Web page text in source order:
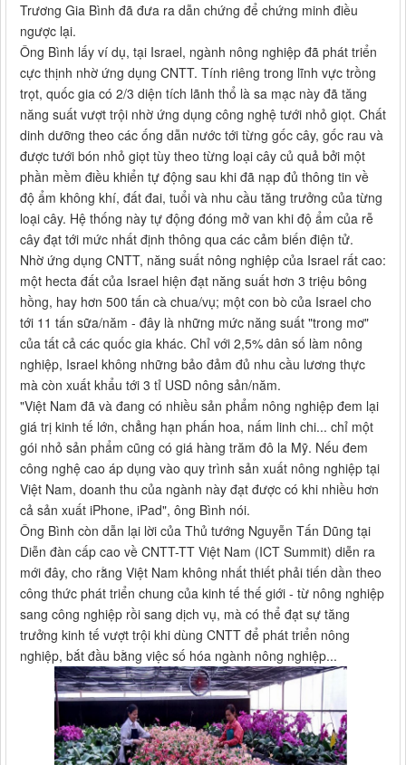
Trương Gia Bình đã đưa ra dẫn chứng để chứng minh điều
ngược lại.
Ông Bình lấy ví dụ, tại Israel, ngành nông nghiệp đã phát triển
cực thịnh nhờ ứng dụng CNTT. Tính riêng trong lĩnh vực trồng
trọt, quốc gia có 2/3 diện tích lãnh thổ là sa mạc này đã tăng
năng suất vượt trội nhờ ứng dụng công nghệ tưới nhỏ giọt. Chất
dinh dưỡng theo các ống dẫn nước tới từng gốc cây, gốc rau và
được tưới bón nhỏ giọt tùy theo từng loại cây củ quả bởi một
phần mềm điều khiển tự động sau khi đã nạp đủ thông tin về
độ ẩm không khí, đất đai, tuổi và nhu cầu tăng trưởng của từng
loại cây. Hệ thống này tự động đóng mở van khi độ ẩm của rễ
cây đạt tới mức nhất định thông qua các cảm biến điện tử.
Nhờ ứng dụng CNTT, năng suất nông nghiệp của Israel rất cao:
một hecta đất của Israel hiện đạt năng suất hơn 3 triệu bông
hồng, hay hơn 500 tấn cà chua/vụ; một con bò của Israel cho
tới 11 tấn sữa/năm - đây là những mức năng suất "trong mơ"
của tất cả các quốc gia khác. Chỉ với 2,5% dân số làm nông
nghiệp, Israel không những bảo đảm đủ nhu cầu lương thực
mà còn xuất khẩu tới 3 tỉ USD nông sản/năm.
"Việt Nam đã và đang có nhiều sản phẩm nông nghiệp đem lại
giá trị kinh tế lớn, chẳng hạn phấn hoa, nấm linh chi... chỉ một
gói nhỏ sản phẩm cũng có giá hàng trăm đô la Mỹ. Nếu đem
công nghệ cao áp dụng vào quy trình sản xuất nông nghiệp tại
Việt Nam, doanh thu của ngành này đạt được có khi nhiều hơn
cả sản xuất iPhone, iPad", ông Bình nói.
Ông Bình còn dẫn lại lời của Thủ tướng Nguyễn Tấn Dũng tại
Diễn đàn cấp cao về CNTT-TT Việt Nam (ICT Summit) diễn ra
mới đây, cho rằng Việt Nam không nhất thiết phải tiến dần theo
công thức phát triển chung của kinh tế thế giới - từ nông nghiệp
sang công nghiệp rồi sang dịch vụ, mà có thể đạt sự tăng
trưởng kinh tế vượt trội khi dùng CNTT để phát triển nông
nghiệp, bắt đầu bằng việc số hóa ngành nông nghiệp...